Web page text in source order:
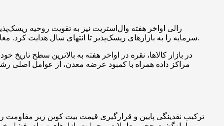
سرمایه را به بازارهای ریسک‌پذیر تا انتهای سال هدایت کرد. معامله‌گران این موج را در قالب «رالی کریسمس» یا «سانتا کلاز رالی» توصیف می‌کنند که معمولاً در جلسات پایانی سال میلادی دیده می‌شود.